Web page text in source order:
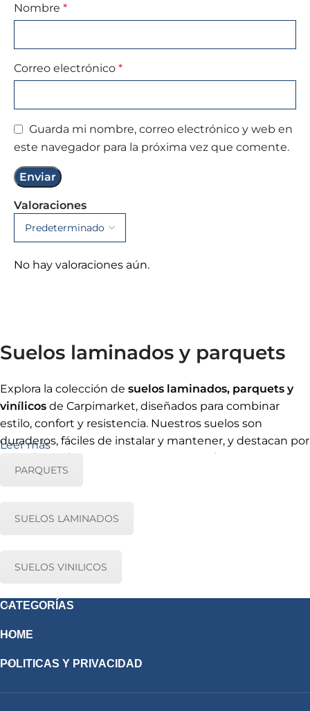
Valoraciones
No hay valoraciones aún.
Nombre *
Correo electrónico *
Guarda mi nombre, correo electrónico y web en
este navegador para la próxima vez que comente.
Suelos laminados y parquets
Explora la colección de suelos laminados, parquets y
vinílicos de Carpimarket, diseñados para combinar
estilo, confort y resistencia. Nuestros suelos son
duraderos, fáciles de instalar y mantener, y destacan por
antiestáticas
suelos laminados, parquets y vinílicos
detalle.
Leer más
PARQUETS
SUELOS LAMINADOS
SUELOS VINILICOS
CATEGORÍAS
HOME
POLITICAS Y PRIVACIDAD